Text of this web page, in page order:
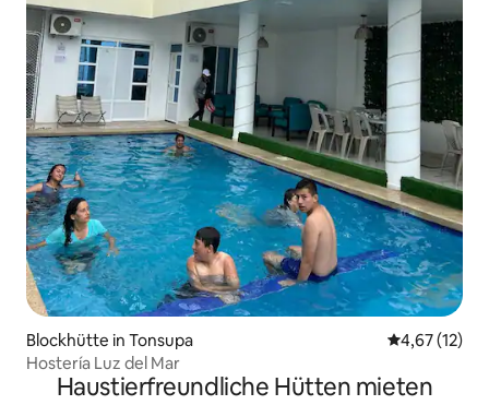
Blockhütte in Tonsupa
4,67 (12)
Hostería Luz del Mar
Haustierfreundliche Hütten mieten